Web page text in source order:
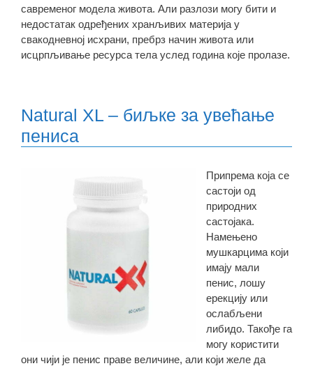
савременог модела живота. Али разлози могу бити и
недостатак одређених хранљивих материја у
свакодневној исхрани, пребрз начин живота или
исцрпљивање ресурса тела услед година које пролазе.
Natural XL – биљке за увећање
пениса
Припрема која се
састоји од
природних
састојака.
Намењено
мушкарцима који
имају мали
пенис, лошу
ерекцију или
ослабљени
либидо. Такође га
могу користити
они чији је пенис праве величине, али који желе да